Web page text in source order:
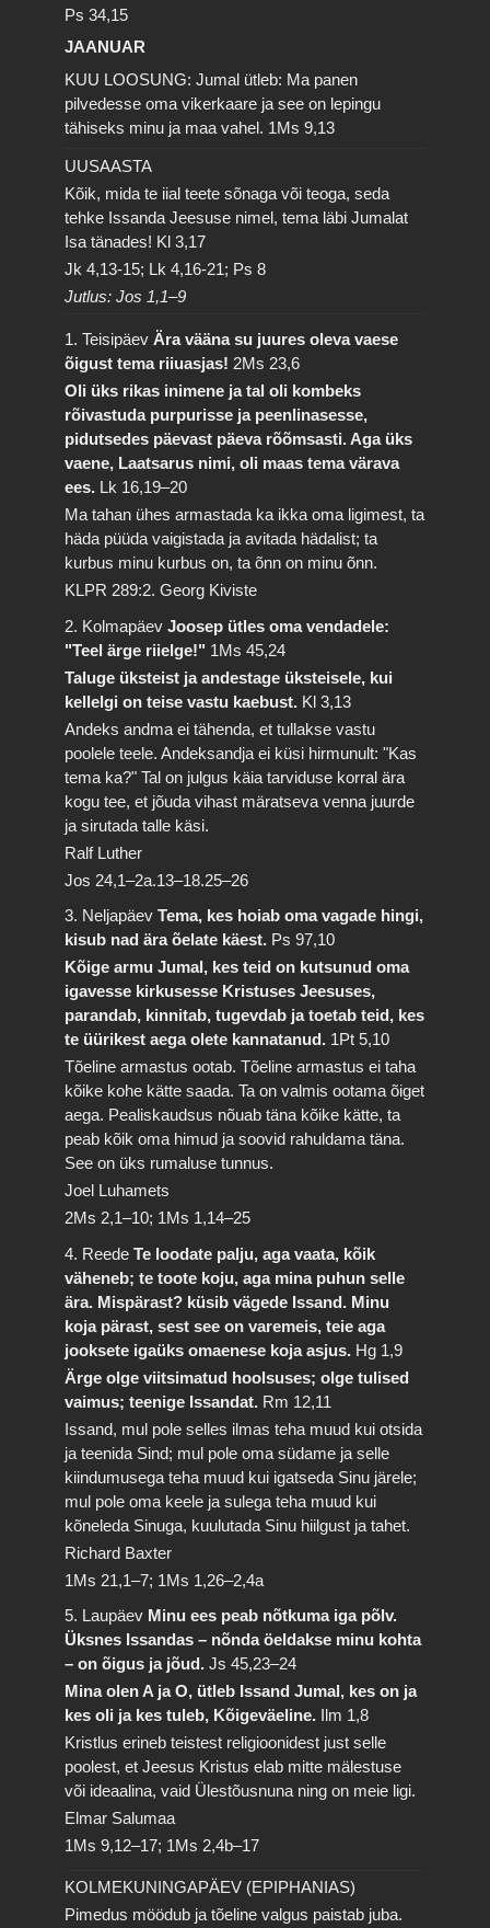
Ps 34,15
JAANUAR
KUU LOOSUNG: Jumal ütleb: Ma panen
pilvedesse oma vikerkaare ja see on lepingu
tähiseks minu ja maa vahel. 1Ms 9,13
UUSAASTA
Kõik, mida te iial teete sõnaga või teoga, seda
tehke Issanda Jeesuse nimel, tema läbi Jumalat
Isa tänades! Kl 3,17
Jk 4,13-15; Lk 4,16-21; Ps 8
Jutlus: Jos 1,1–9
1. Teisipäev Ära vääna su juures oleva vaese
õigust tema riiuasjas! 2Ms 23,6
Oli üks rikas inimene ja tal oli kombeks
rõivastuda purpurisse ja peenlinasesse,
pidutsedes päevast päeva rõõmsasti. Aga üks
vaene, Laatsarus nimi, oli maas tema värava
ees. Lk 16,19–20
Ma tahan ühes armastada ka ikka oma ligimest, ta
häda püüda vaigistada ja avitada hädalist; ta
kurbus minu kurbus on, ta õnn on minu õnn.
KLPR 289:2. Georg Kiviste
2. KolmapäevJoosep ütles oma vendadele:
"Teel ärge riielge!" 1Ms 45,24
Taluge üksteist ja andestage üksteisele, kui
kellelgi on teise vastu kaebust. Kl 3,13
Andeks andma ei tähenda, et tullakse vastu
poolele teele. Andeksandja ei küsi hirmunult: "Kas
tema ka?" Tal on julgus käia tarviduse korral ära
kogu tee, et jõuda vihast märatseva venna juurde
ja sirutada talle käsi.
Ralf Luther
Jos 24,1–2a.13–18.25–26
3. NeljapäevTema, kes hoiab oma vagade hingi,
kisub nad ära õelate käest. Ps 97,10
Kõige armu Jumal, kes teid on kutsunud oma
igavesse kirkusesse Kristuses Jeesuses,
parandab, kinnitab, tugevdab ja toetab teid, kes
te üürikest aega olete kannatanud. 1Pt 5,10
Tõeline armastus ootab. Tõeline armastus ei taha
kõike kohe kätte saada. Ta on valmis ootama õiget
aega. Pealiskaudsus nõuab täna kõike kätte, ta
peab kõik oma himud ja soovid rahuldama täna.
See on üks rumaluse tunnus.
Joel Luhamets
2Ms 2,1–10; 1Ms 1,14–25
4. ReedeTe loodate palju, aga vaata, kõik
väheneb; te toote koju, aga mina puhun selle
ära. Mispärast? küsib vägede Issand. Minu
koja pärast, sest see on varemeis, teie aga
jooksete igaüks omaenese koja asjus. Hg 1,9
Ärge olge viitsimatud hoolsuses; olge tulised
vaimus; teenige Issandat. Rm 12,11
Issand, mul pole selles ilmas teha muud kui otsida
ja teenida Sind; mul pole oma südame ja selle
kiindumusega teha muud kui igatseda Sinu järele;
mul pole oma keele ja sulega teha muud kui
kõneleda Sinuga, kuulutada Sinu hiilgust ja tahet.
Richard Baxter
1Ms 21,1–7; 1Ms 1,26–2,4a
5. Laupäev Minu ees peab nõtkuma iga põlv.
Üksnes Issandas – nõnda öeldakse minu kohta
– on õigus ja jõud.Js 45,23–24
Mina olen A ja O, ütleb Issand Jumal, kes on ja
kes oli ja kes tuleb, Kõigeväeline. Ilm 1,8
Kristlus erineb teistest religioonidest just selle
poolest, et Jeesus Kristus elab mitte mälestuse
või ideaalina, vaid Ülestõusnuna ning on meie ligi.
Elmar Salumaa
1Ms 9,12–17; 1Ms 2,4b–17
KOLMEKUNINGAPÄEV (EPIPHANIAS)
Pimedus möödub ja tõeline valgus paistab juba.